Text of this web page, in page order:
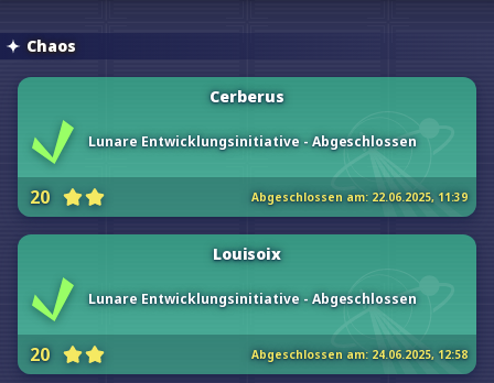
Chaos
Cerberus
Lunare Entwicklungsinitiative - Abgeschlossen
20 Abgeschlossen am: 22.06.2025, 11:39
Louisoix
Lunare Entwicklungsinitiative - Abgeschlossen
20 Abgeschlossen am: 24.06.2025, 12:58